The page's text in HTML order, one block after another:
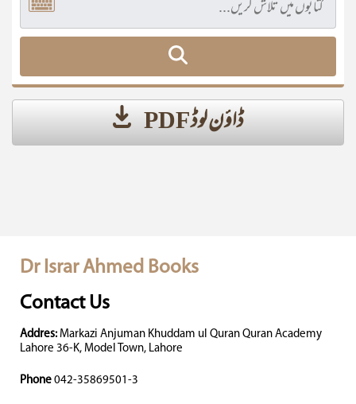
ڈاؤن لوڈ PDF
Dr Israr Ahmed Books
Contact Us
Addres: Markazi Anjuman Khuddam ul Quran Quran Academy
Lahore 36-K, Model Town, Lahore
Phone 042-35869501-3